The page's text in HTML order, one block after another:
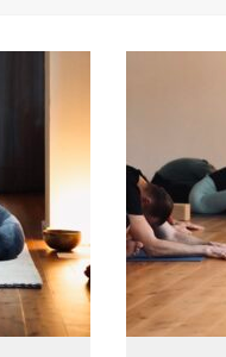
AUGUST TERMINE 2026